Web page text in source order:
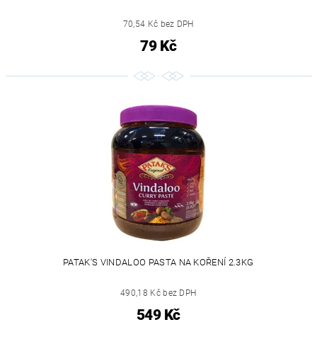
70,54 Kč bez DPH
79 Kč
PATAK'S VINDALOO PASTA NA KOŘENÍ 2.3KG
490,18 Kč bez DPH
549 Kč